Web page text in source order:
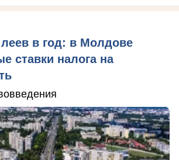
в год: в Молдове
ставки налога на